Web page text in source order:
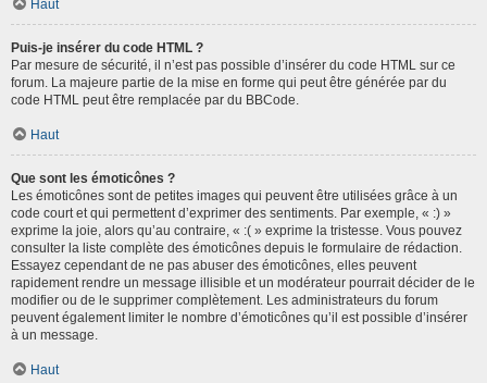
Haut
Puis-je insérer du code HTML ?
Par mesure de sécurité, il n’est pas possible d’insérer du code HTML sur ce
forum. La majeure partie de la mise en forme qui peut être générée par du
code HTML peut être remplacée par du BBCode.
Haut
Que sont les émoticônes ?
Les émoticônes sont de petites images qui peuvent être utilisées grâce à un
code court et qui permettent d’exprimer des sentiments. Par exemple, « :) »
exprime la joie, alors qu’au contraire, « :( » exprime la tristesse. Vous pouvez
consulter la liste complète des émoticônes depuis le formulaire de rédaction.
Essayez cependant de ne pas abuser des émoticônes, elles peuvent
rapidement rendre un message illisible et un modérateur pourrait décider de le
modifier ou de le supprimer complètement. Les administrateurs du forum
peuvent également limiter le nombre d’émoticônes qu’il est possible d’insérer
à un message.
Haut